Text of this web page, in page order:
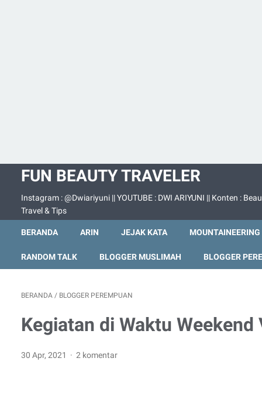
FUN BEAUTY TRAVELER
Instagram : @Dwiariyuni || YOUTUBE : DWI ARIYUNI || Konten :
Travel & Tips
BERANDA ARIN JEJAK KATA MOUNTAINEERING
RANDOM TALK BLOGGER MUSLIMAH BLOGGER
BERANDA / BLOGGER PEREMPUAN
Kegiatan di Waktu Weekend
30 Apr, 2021 2 komentar